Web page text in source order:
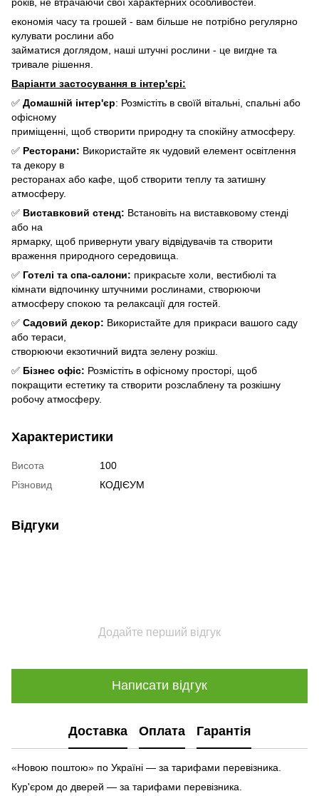
економія часу та грошей - вам більше не потрібно регулярно
кулувати рослини або
займатися доглядом, наші штучні рослини - це вигдне та
тривале рішення.
Варіанти застосування в інтер'єрі:
✅ Домашній інтер'єр: Розмістіть в своїй вітальні, спальні або
офісному
приміщенні, щоб створити природну та спокійну атмосферу.
✅ Ресторани: Використайте як чудовий елемент освітлення
та декору в
ресторанах або кафе, щоб створити теплу та затишну
атмосферу.
✅ Виставковий стенд: Встановіть на виставковому стенді
або на
ярмарку, щоб привернути увагу відвідувачів та створити
враження природного середовища.
✅ Готелі та спа-салони: прикрасьте холи, вестибюлі та
кімнати відпочинку штучними рослинами, створюючи
атмосферу спокою та релаксації для гостей.
✅ Садовий декор: Використайте для прикраси вашого саду
або тераси,
створюючи екзотичний видта зелену розкіш.
✅ Бізнес офіс: Розмістіть в офісному просторі, щоб
покращити естетику та створити розслаблену та розкішну
робочу атмосферу.
Характеристики
Висота
100
Різновид
КОДІЄУМ
Відгуки
Додайте перший відгук
Написати відгук
Доставка Оплата Гарантія
«Новою поштою» по Україні — за тарифами перевізника.
Кур'єром до дверей — за тарифами перевізника.